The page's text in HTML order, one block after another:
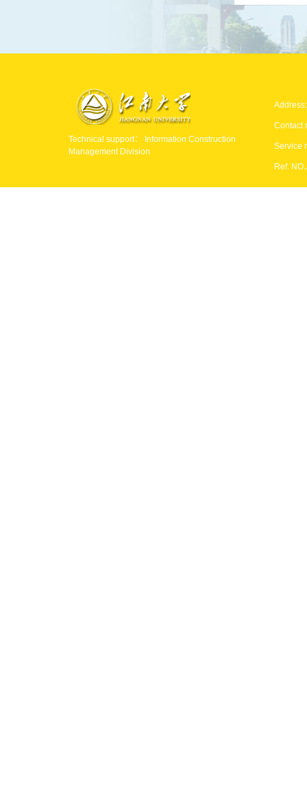
Technical support：
Information Construction
Management Division
Contact
Service
Ref.